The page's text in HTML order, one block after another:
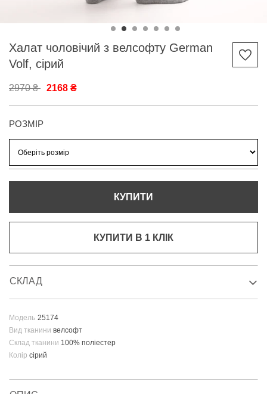
Халат чоловічий з велсофту German
Volf, сірий
2970 ₴ 2168 ₴
РОЗМІР
КУПИТИ
КУПИТИ В 1 КЛIК
СКЛАД
Модель 25174
Вид тканини велсофт
Склад тканини 100% поліестер
Колір сірий